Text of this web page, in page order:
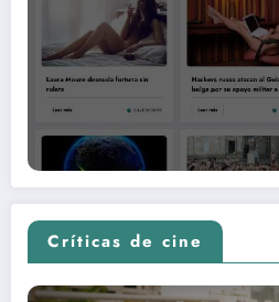
Críticas de cine